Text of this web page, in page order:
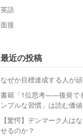
英語
面接
最近の投稿
なぜか目標達成する人が
書籍「1位思考――後発で
ンプルな習慣」は読む価
【驚愕】デンマーク人は
せるのか？